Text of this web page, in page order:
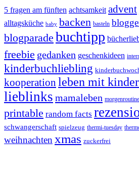
5 fragen am fünften achtsamkeit advent
alltagsküche baby backen basteln
blogparade buchtipp
freebie gedanken geschenkideen
kinderbuchliebling
kooperation leben mit
lieblinks mamaleben morgenroutine
printable random facts
schwangerschaft spielzeug thermi-tuesday
weihnachten xmas zuckerfrei